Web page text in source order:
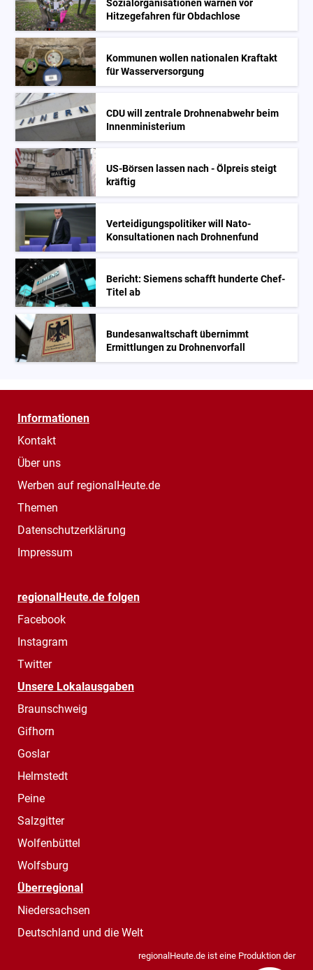
Sozialorganisationen warnen vor
Hitzegefahren für Obdachlose
Kommunen wollen nationalen Kraftakt
für Wasserversorgung
CDU will zentrale Drohnenabwehr beim
Innenministerium
US-Börsen lassen nach - Ölpreis steigt
kräftig
Verteidigungspolitiker will Nato-
Konsultationen nach Drohnenfund
Bericht: Siemens schafft hunderte Chef-
Titel ab
Bundesanwaltschaft übernimmt
Ermittlungen zu Drohnenvorfall
Informationen
Kontakt
Über uns
Werben auf regionalHeute.de
Themen
Datenschutzerklärung
Impressum
regionalHeute.de folgen
Facebook
Instagram
Twitter
Unsere Lokalausgaben
Braunschweig
Gifhorn
Goslar
Helmstedt
Peine
Salzgitter
Wolfenbüttel
Wolfsburg
Überregional
Niedersachsen
Deutschland und die Welt
regionalHeute.de ist eine Produktion der